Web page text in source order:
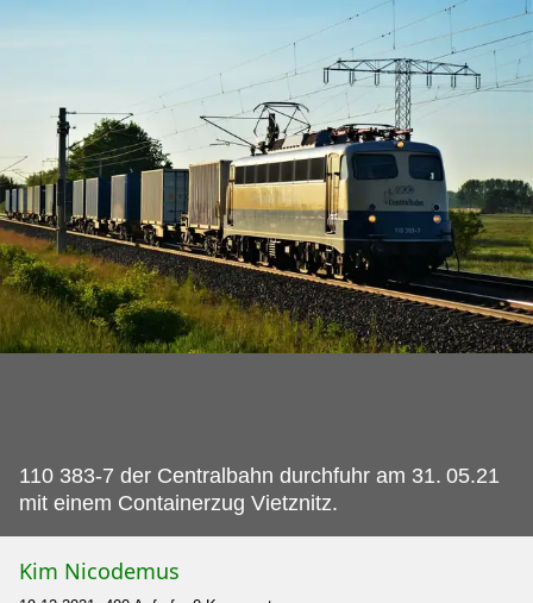
110 383-7 der Centralbahn durchfuhr am 31. 05.21
mit einem Containerzug Vietznitz.
Kim Nicodemus